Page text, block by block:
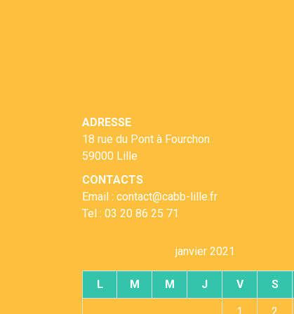
ADRESSE
18 rue du Pont à Fourchon
59000 Lille
CONTACTS
Email : contact@cabb-lille.fr
Tel : 03 20 86 25 71
janvier 2021
L M M J V S